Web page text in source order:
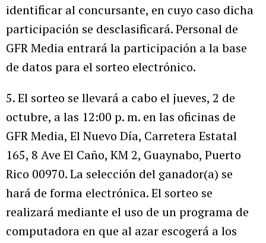
identificar al concursante, en cuyo caso dicha
participación se desclasificará. Personal de
GFR Media entrará la participación a la base
de datos para el sorteo electrónico.
5. El sorteo se llevará a cabo el jueves, 2 de
octubre, a las 12:00 p. m. en las oficinas de
GFR Media, El Nuevo Día, Carretera Estatal
165, 8 Ave El Caño, KM 2, Guaynabo, Puerto
Rico 00970. La selección del ganador(a) se
hará de forma electrónica. El sorteo se
realizará mediante el uso de un programa de
computadora en que al azar escogerá a los